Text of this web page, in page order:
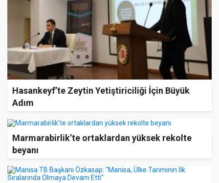
Hasankeyf’te Zeytin Yetiştiriciliği İçin Büyük
Adım
Marmarabirlik’te ortaklardan yüksek rekolte
beyanı